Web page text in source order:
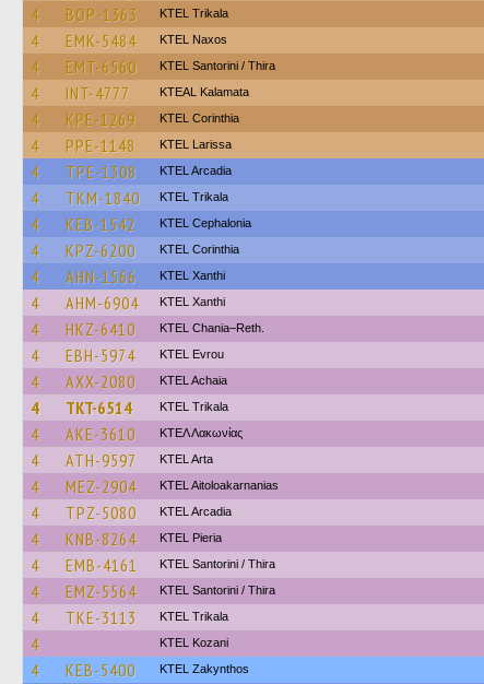
4 BOP-1363 ΚΤΕL Τrikala
4 EMK-5484 KTEL Naxos
4 EMT-6560 KTEL Santorini / Thira
4 INT-4777 KTEAL Kalamata
4 KPE-1269 KTEL Corinthia
4 PPE-1148 KTEL Larissa
4 TPE-1308 KTEL Arcadia
4 TKM-1840 ΚΤΕL Τrikala
4 KEB-1542 KTEL Cephalonia
4 KPZ-6200 KTEL Corinthia
4 AHN-1566 KTEL Xanthi
4 AHM-6904 KTEL Xanthi
4 HKZ-6410 KTEL Chania–Reth.
4 EBH-5974 KTEL Evrou
4 AXX-2080 KTEL Achaia
4 TKT-6514 ΚΤΕL Τrikala
4 AKE-3610 ΚΤΕΛ Λακωνίας
4 ATH-9597 KTEL Arta
4 MEZ-2904 KTEL Aitoloakarnanias
4 TPZ-5080 KTEL Arcadia
4 KNB-8264 KTEL Pieria
4 EMB-4161 KTEL Santorini / Thira
4 EMZ-5564 KTEL Santorini / Thira
4 TKE-3113 ΚΤΕL Τrikala
4 ΚΤΕL Kozani
4 KEB-5400 KTEL Zakynthos